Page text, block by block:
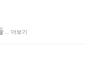
… 더보기